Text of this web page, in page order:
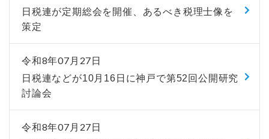
日税連が定期総会を開催、あるべき税理士像を
策定
令和8年07月27日
日税連などが10月16日に神戸で第52回公開研究
討論会
令和8年07月27日